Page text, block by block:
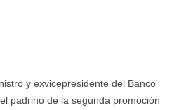
y exvicepresidente del Banco
padrino de la segunda promoción